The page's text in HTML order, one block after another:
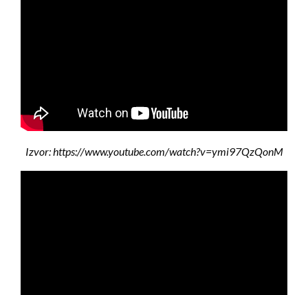
Izvor: https://www.youtube.com/watch?v=ymi97QzQonM